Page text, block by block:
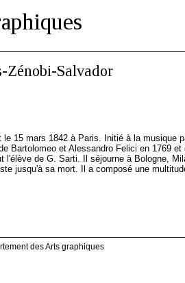
Salvador
15 mars 1842 à Paris. Initié à la musique
Bartolomeo et Alessandro Felici en 1769
l'élève de G. Sarti. Il séjourne à Bologne,
jusqu'à sa mort. Il a composé une
des Arts graphiques